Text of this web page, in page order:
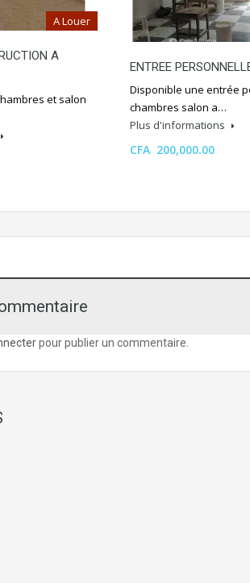
A Louer
A
et salon
ENTREE
Disponible une entrée
chambres salon a…
Plus d'informations
CFA 200,000.00
pour publier un commentaire.